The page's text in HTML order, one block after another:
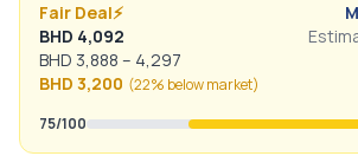
⚡
Fair Deal
BHD 4,092
BHD 3,888 – 4,297
BHD 3,200 (22% belowmarket)
75/100